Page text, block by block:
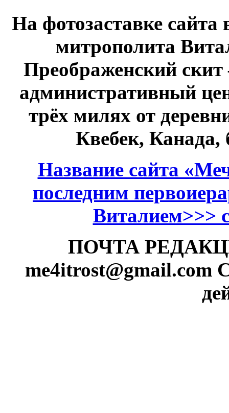
На фотозаставке сайта
митрополита
Преображенский
административный
трёх милях от
Квебек,
Название сайта
последним
Виталием>>>
ПОЧТА
me4itrost@gmail.com